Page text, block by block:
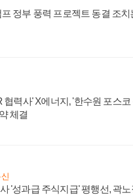
정부 풍력 프로젝트 동결 조치
협력사' X에너지, '한수원 포스
체결
'성과급 주식지급' 평행선, 곽